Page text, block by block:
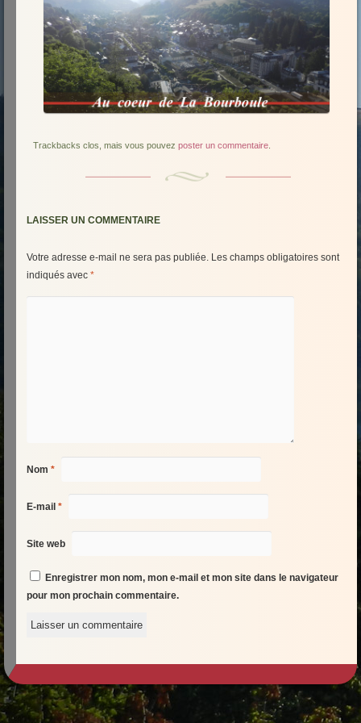
Trackbacks clos, mais vous pouvez poster un commentaire.
LAISSER UN COMMENTAIRE
Votre adresse e-mail ne sera pas publiée. Les champs obligatoires sont
indiqués avec *
Nom *
E-mail *
Site web
Enregistrer mon nom, mon e-mail et mon site dans le navigateur
pour mon prochain commentaire.